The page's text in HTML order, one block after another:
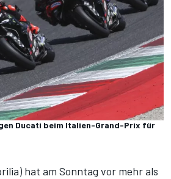
Ducati beim Italien-Grand-Prix für
hat am Sonntag vor mehr als